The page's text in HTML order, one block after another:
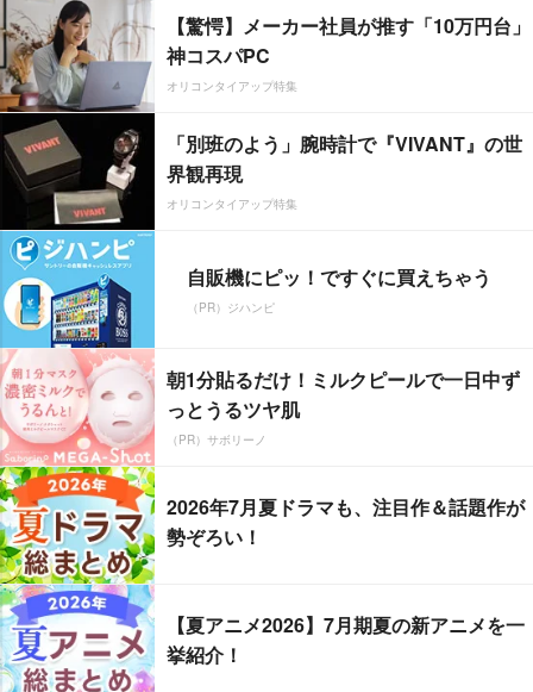
【驚愕】メーカー社員が推す「10万円台」
神コスパPC
オリコンタイアップ特集
「別班のよう」腕時計で『VIVANT』の世
界観再現
オリコンタイアップ特集
自販機にピッ！ですぐに買えちゃう
（PR）ジハンピ
朝1分貼るだけ！ミルクピールで一日中ず
っとうるツヤ肌
（PR）サボリーノ
2026年7月夏ドラマも、注目作＆話題作が
勢ぞろい！
【夏アニメ2026】7月期夏の新アニメを一
挙紹介！